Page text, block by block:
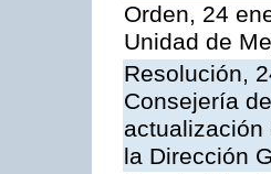
Orden, 24
Unidad de
Resolución,
Consejería
actualización
la Dirección